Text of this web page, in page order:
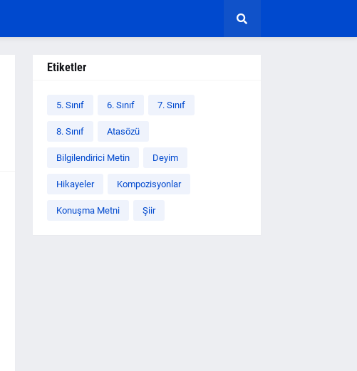
Etiketler
5. Sınıf 6. Sınıf 7. Sınıf
8. Sınıf Atasözü
Bilgilendirici Metin Deyim
Hikayeler Kompozisyonlar
Konuşma Metni Şiir